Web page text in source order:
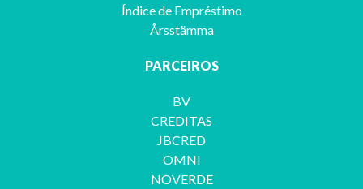
Índice de Empréstimo
Årsstämma
PARCEIROS
BV
CREDITAS
JBCRED
OMNI
NOVERDE